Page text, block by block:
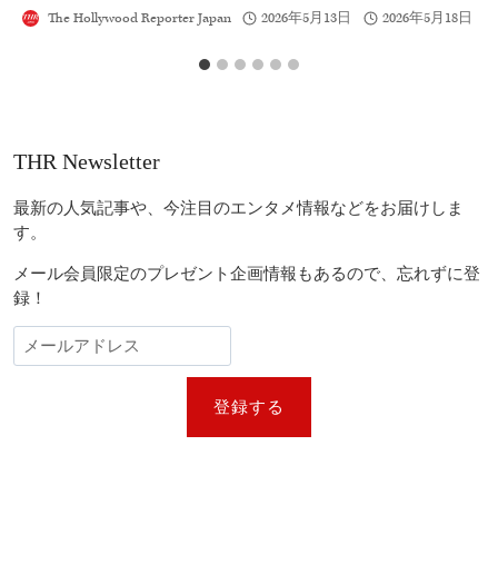
The Hollywood Reporter Japan 2026年5月13日 2026年5月18日
THR Newsletter
最新の人気記事や、今注目のエンタメ情報などをお届けしま
す。
メール会員限定のプレゼント企画情報もあるので、忘れずに登
録！
登録する